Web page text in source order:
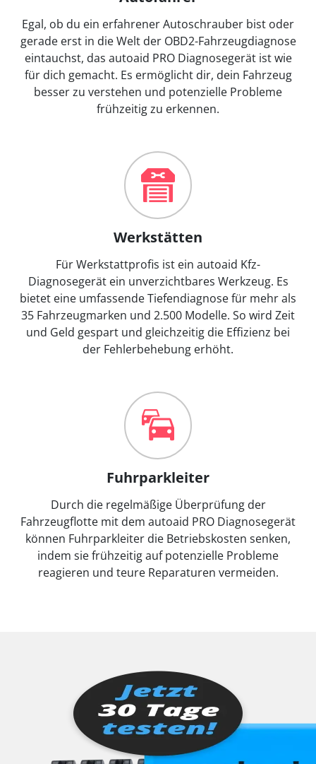
Egal, ob du ein erfahrener Autoschrauber bist oder
gerade erst in die Welt der OBD2-Fahrzeugdiagnose
eintauchst, das autoaid PRO Diagnosegerät ist wie
für dich gemacht. Es ermöglicht dir, dein Fahrzeug
besser zu verstehen und potenzielle Probleme
frühzeitig zu erkennen.
Werkstätten
Für Werkstattprofis ist ein autoaid Kfz-
Diagnosegerät ein unverzichtbares Werkzeug. Es
bietet eine umfassende Tiefendiagnose für mehr als
35 Fahrzeugmarken und 2.500 Modelle. So wird Zeit
und Geld gespart und gleichzeitig die Effizienz bei
der Fehlerbehebung erhöht.
Fuhrparkleiter
Durch die regelmäßige Überprüfung der
Fahrzeugflotte mit dem autoaid PRO Diagnosegerät
können Fuhrparkleiter die Betriebskosten senken,
indem sie frühzeitig auf potenzielle Probleme
reagieren und teure Reparaturen vermeiden.